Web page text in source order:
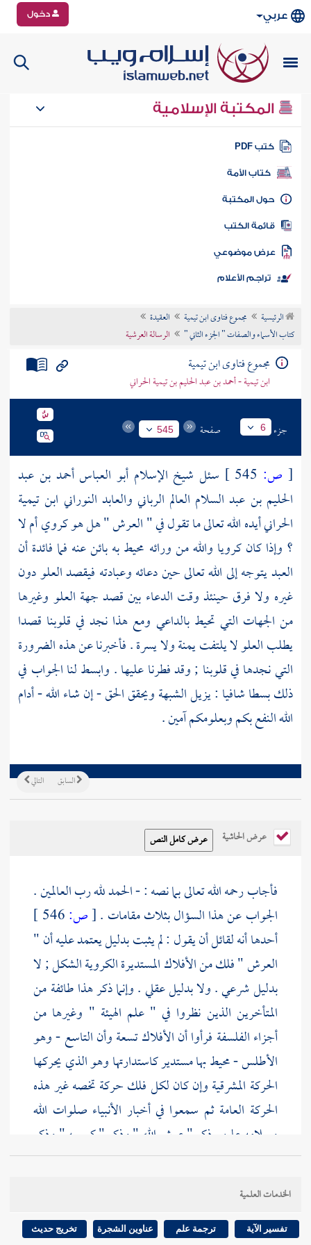
عربي دخول
المكتبة الإسلامية
كتب PDF
كتاب الأمة
المكتبة
الكتب
موضوعي
تراجم الأعلام
الرئيسية مجموع فتاوى ابن تيمية
العقيدة
كتاب الأسماء والصفات " الجزء الثاني "
الرسالة العرشية
مجموع فتاوى ابن تيمية
ابن تيمية - أحمد بن عبد الحليم بن تيمية الحراني
جزء 6 صفحة 545
[ ص: سئل شيخ الإسلام أبو العباس أحمد بن عبد
الحليم بن عبد السلام العالم الرباني والعابد النوراني ابن تيمية
الحرانيأيده الله تعالى ما تقول في " العرش " هل هو كروي أم لا
؟ وإذا كان كرويا والله من ورائه محيط به بائن عنه فما فائدة أن
العبد يتوجه إلى الله تعالى حين دعائه وعبادته فيقصد العلو دون
غيره ولا فرق حينئذ وقت الدعاء بين قصد جهة العلو وغيرها
من الجهات التي تحيط بالداعي ومع هذا نجد في قلوبنا قصدا
يطلب العلو لا يلتفت يمنة ولا يسرة . فأخبرنا عن هذه الضرورة
التي نجدها في قلوبنا ; وقد فطرنا عليها . وابسط لنا الجواب في
ذلك بسطا شافيا : يزيل الشبهة ويحقق الحق - إن شاء الله - أدام
الله النفع بكم وبعلومكم آمين .
التالي السابق
عرض الحاشية
فأجاب رحمه الله تعالى بما نصه : - الحمد لله رب العالمين .
الجواب عن هذا السؤال بثلاث مقامات .[ص:
أحدها أنه لقائل أن يقول : لم يثبت بدليل يعتمد عليه أن "
العرش " فلك من الأفلاك المستديرة الكروية الشكل ; لا
بدليل شرعي . ولا بدليل عقلي . وإنما ذكر هذا طائفة من
المتأخرين الذين نظروا في " علم الهيئة " وغيرها من
أجزاء الفلسفة فرأوا أن الأفلاك تسعة وأن التاسع - وهو
الأطلس - محيط بها مستدير كاستدارتها وهو الذي يحركها
الحركة المشرقية وإن كان لكل فلك حركة تخصه غير هذه
الحركة العامة ثم سمعوا في أخبار الأنبياء صلوات الله
وسلامه عليهم ذكر " عرش الله " وذكر " كرسيه " وذكر
" السموات السبع " فقالوا بطريق الظن إن " العرش "
هو الفلك التاسع ; لاعتقادهم أنه ليس وراء التاسع شيء
إما مطلقا وإما أنه ليس وراءه مخلوق .الخدمات العلمية
تفسير الآية ترجمة علم عناوين الشجرة تخريج حديث